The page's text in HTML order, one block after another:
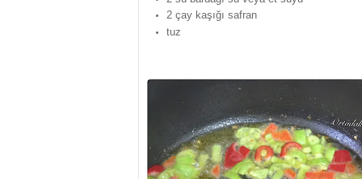
2 çay kaşığı safran
tuz